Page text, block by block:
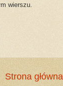
wierszu.
Strona główna